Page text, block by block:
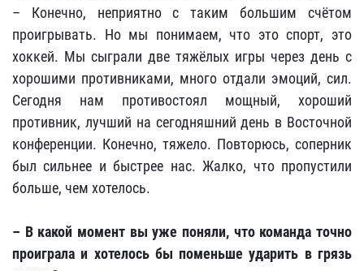
– Конечно, неприятно с таким большим счётом
проигрывать. Но мы понимаем, что это спорт, это
хоккей. Мы сыграли две тяжёлых игры через день с
хорошими противниками, много отдали эмоций, сил.
Сегодня нам противостоял мощный, хороший
противник, лучший на сегодняшний день в Восточной
конференции. Конечно, тяжело. Повторюсь, соперник
был сильнее и быстрее нас. Жалко, что пропустили
больше, чем хотелось.
– В какой момент вы уже поняли, что команда точно
проиграла и хотелось бы поменьше ударить в грязь